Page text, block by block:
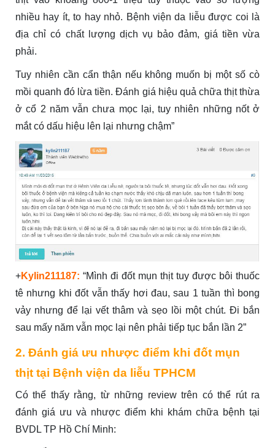
nhiều hay ít, to hay nhỏ. Bệnh viện da liễu được coi là
địa chỉ có chất lượng dịch vụ bảo đảm, giá tiền vừa
phải.
Tuy nhiên cần cẩn thận nếu không muốn bị một số cò
mồi quanh đó lừa tiền. Đánh giá hiệu quả chữa thịt thừa
ở cổ 2 năm vẫn chưa mọc lại, tuy nhiên những nốt ở
mắt có dấu hiệu lên lại nhưng chậm”
+Kylin211187: “Mình đi đốt mụn thịt tuy được bôi thuốc
tê nhưng khi đốt vẫn thấy hơi đau, sau 1 tuần thì bong
vảy nhưng để lại vết thâm và sẹo lồi một chút. Đi bắn
sau mấy năm vẫn mọc lại nên phải tiếp tục bắn lần 2”
2. Đánh giá ưu nhược điểm khi đốt mụn
thịt tại Bệnh viện da liễu TPHCM
Có thể thấy rằng, từ những review trên có thể rút ra
đánh giá ưu và nhược điểm khi khám chữa bệnh tại
BVDL TP Hồ Chí Minh: